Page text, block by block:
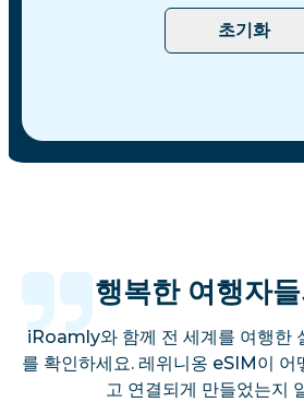
초기화
행복한 여행자들
iRoamly와 함께 전 세계를 여행한
를 확인하세요. 레위니옹 eSIM이 어
고 연결되게 만들었는지